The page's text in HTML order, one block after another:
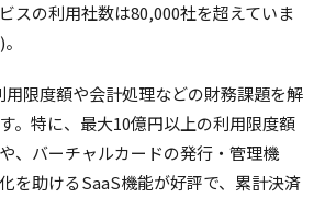
スの利用社数は80,000社を超えていま
用限度額や会計処理などの財務課題を解
。特に、最大10億円以上の利用限度額
、バーチャルカードの発行・管理機
を助けるSaaS機能が好評で、累計決済